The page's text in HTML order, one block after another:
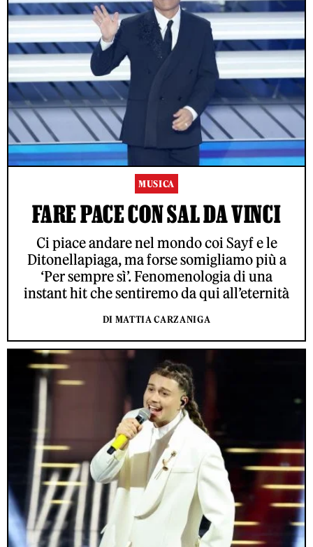
MUSICA
FARE PACE CON SAL DA VINCI
Ci piace andare nel mondo coi Sayf e le
Ditonellapiaga, ma forse somigliamo più a
‘Per sempre sì’. Fenomenologia di una
instant hit che sentiremo da qui all’eternità
DI MATTIA CARZANIGA